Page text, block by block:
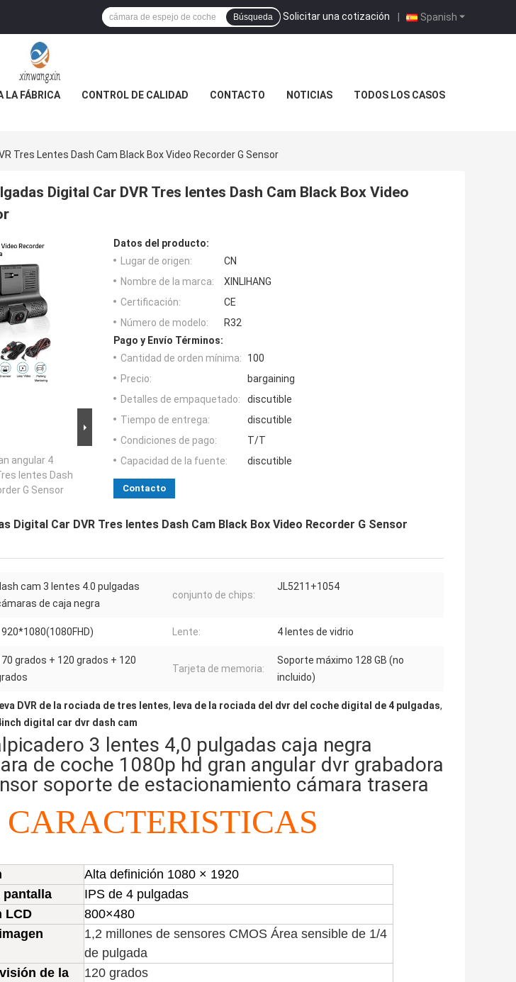
Spanish
Solicitar una cotización |
Búsqueda
LA FÁBRICA CONTROL DE CALIDAD CONTACTO NOTICIAS TODOS LOS CASOS
Tres Lentes Dash Cam Black Box Video Recorder G Sensor
Digital Car DVR Tres lentes Dash Cam Black Box Video
angular 4
lentes Dash
G Sensor
Datos del producto:
Lugar de origen:
CN
Nombre de la marca:
XINLIHANG
Certificación:
CE
Número de modelo:
R32
Pago y Envío Términos:
Cantidad de orden mínima:
100
Precio:
bargaining
Detalles de empaquetado:
discutible
Tiempo de entrega:
discutible
Condiciones de pago:
T/T
Capacidad de la fuente:
discutible
Contacto
Digital Car DVR Tres lentes Dash Cam Black Box Video Recorder G Sensor
cam 3 lentes 4.0 pulgadas
de caja negra
conjunto de chips:
JL5211+1054
Lente: 4 lentes de vidrio
grados + 120 grados + 120
Tarjeta de memoria:
Soporte máximo 128 GB (no
incluido)
leva DVR de la rociada de tres lentes, leva de la rociada del dvr del coche digital de 4 pulgadas,
digital car dvr dash cam
3 lentes 4,0 pulgadas caja negra
de coche 1080p hd gran angular dvr grabadora
soporte de estacionamiento cámara trasera
CARACTERISTICAS
Alta definición 1080 × 1920
pantalla
IPS de 4 pulgadas
LCD
800×480
1,2 millones de sensores CMOS Área sensible de 1/4
de pulgada
de la
120 grados